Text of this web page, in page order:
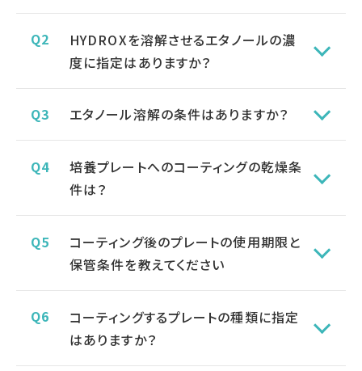
HYDROXを溶解させるエタノールの濃
度に指定はありますか？
エタノール溶解の条件はありますか？
培養プレートへのコーティングの乾燥条
件は？
コーティング後のプレートの使用期限と
保管条件を教えてください
コーティングするプレートの種類に指定
はありますか？